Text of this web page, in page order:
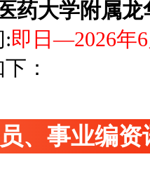
药大学附属
:即日—2026年
：
、事业编资